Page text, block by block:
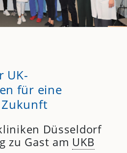
UK-
für eine
Düsseldorf
zu Gast am UKB